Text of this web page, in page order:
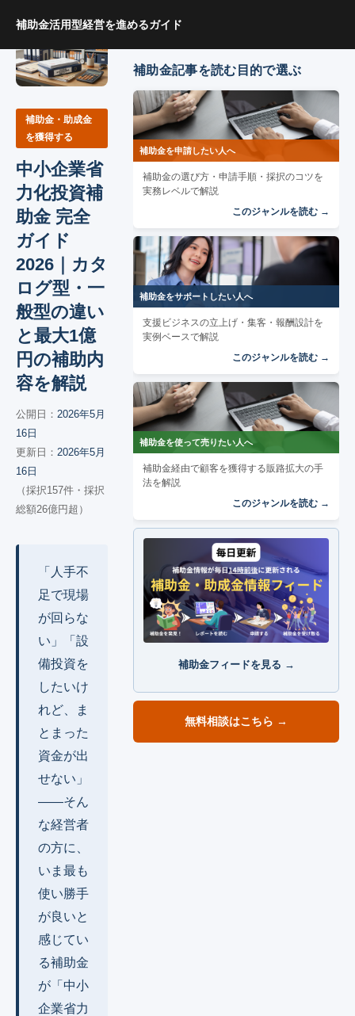
補助金活用型経営を進めるガイド
ホーム ブログ 中小企業省力化投資補助金 完全ガイド2026
補助金・助成金
を獲得する
中小企業省
力化投資補
助金 完全
ガイド
2026｜カタ
ログ型・一
般型の違い
と最大1億
円の補助内
容を解説
公開日： 2026年5月
16日
更新日： 2026年5月
16日
（採択157件・採択
総額26億円超）
「人手不
足で現場
が回らな
い」「設
備投資を
したいけ
れど、ま
とまった
資金が出
せない」
――そん
な経営者
の方に、
いま最も
使い勝手
が良いと
感じてい
る補助金
が「中小
企業省力
補助金記事を読む目的で選ぶ
補助金を申請したい人へ
補助金の選び方・申請手順・採択のコツを
実務レベルで解説
このジャンルを読む →
補助金をサポートしたい人へ
支援ビジネスの立上げ・集客・報酬設計を
実例ベースで解説
このジャンルを読む →
補助金を使って売りたい人へ
補助金経由で顧客を獲得する販路拡大の手
法を解説
このジャンルを読む →
補助金フィードを見る →
無料相談はこちら →